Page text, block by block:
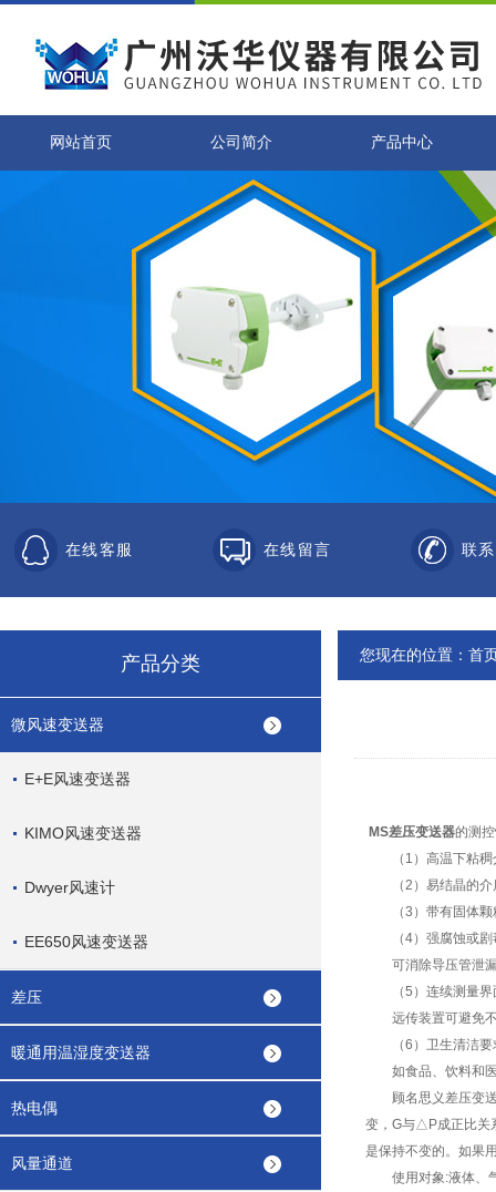
网站首页 公司简介 产品中心
在线客服 在线留言 联
产品分类
微风速变送器
E+E风速变送器
KIMO风速变送器
Dwyer风速计
EE650风速变送器
差压
暖通用温湿度变送器
热电偶
风量通道
您现在的位置： 首
MS差压变送器的测
（1）高温下粘稠
（2）易结晶的介
（3）带有固体颗
（4）强腐蚀或剧
可消除导压管泄漏
（5）连续测量界
远传装置可避免不
（6）卫生清洁要
如食品、饮料和医
顾名思义差压变送
变，G与△P成正比关
是保持不变的。如果
使用对象:液体、